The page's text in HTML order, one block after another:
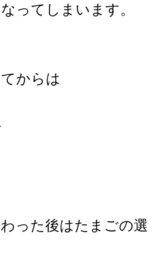
ってしまいます。
からは
った後はたまごの選